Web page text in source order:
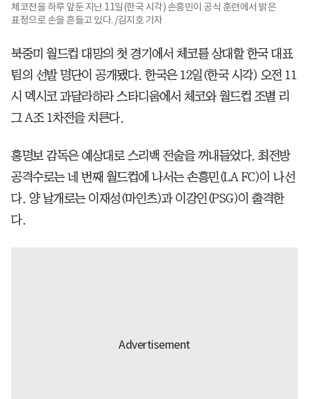
체코전을 하루 앞둔 지난 11일(한국 시각) 손흥민이 공식 훈련에서 밝은
표정으로 손을 흔들고 있다. /김지호 기자
북중미 월드컵 대망의 첫 경기에서 체코를 상대할 한국 대표
팀의 선발 명단이 공개됐다. 한국은 12일(한국 시각) 오전 11
시 멕시코 과달라하라 스타디움에서 체코와 월드컵 조별 리
그 A조 1차전을 치른다.
홍명보 감독은 예상대로 스리백 전술을 꺼내들었다. 최전방
공격수로는 네 번째 월드컵에 나서는 손흥민(LA FC)이 나선
다. 양 날개로는 이재성(마인츠)과 이강인(PSG)이 출격한
다.